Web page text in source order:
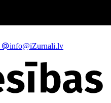
info@iZurnali.lv